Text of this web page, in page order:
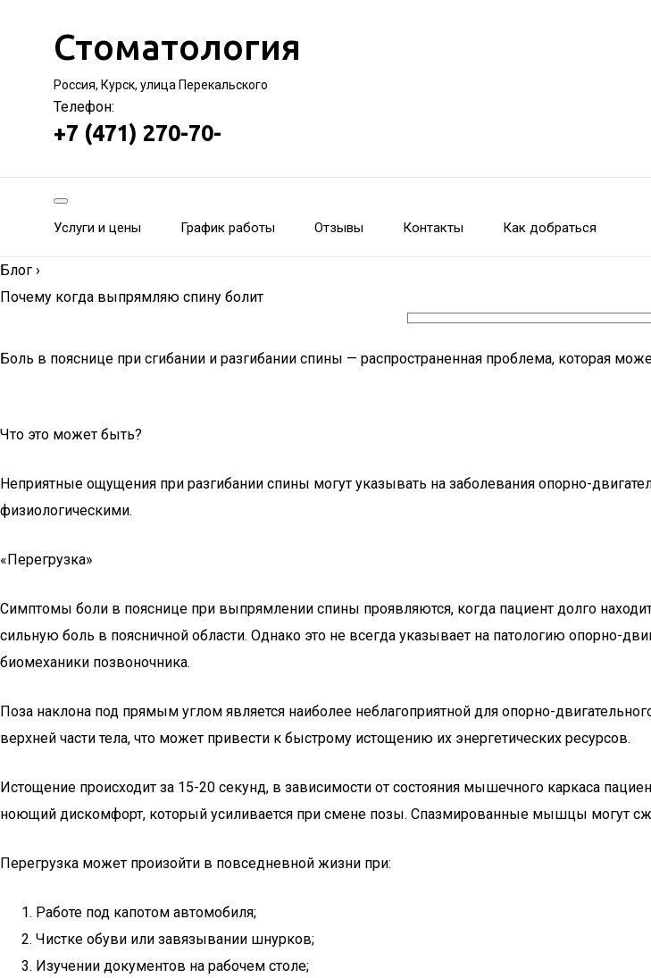
Стоматология
Россия, Курск, улица Перекальского
Телефон:
+7 (471) 270-70-
Услуги и цены График работы Отзывы Контакты Как добраться
Блог ›
Почему когда выпрямляю спину болит
Боль в пояснице при сгибании и разгибании спины — распространенная проблема, которая
Что это может быть?
Неприятные ощущения при разгибании спины могут указывать на заболевания опорно-
физиологическими.
«Перегрузка»
Симптомы боли в пояснице при выпрямлении спины проявляются, когда пациент долго
сильную боль в поясничной области. Однако это не всегда указывает на патологию опорно-
биомеханики позвоночника.
Поза наклона под прямым углом является наиболее неблагоприятной для опорно-
верхней части тела, что может привести к быстрому истощению их энергетических ресурсов.
Истощение происходит за 15-20 секунд, в зависимости от состояния мышечного каркаса
ноющий дискомфорт, который усиливается при смене позы. Спазмированные мышцы могут
Перегрузка может произойти в повседневной жизни при:
Работе под капотом автомобиля;
Чистке обуви или завязывании шнурков;
Изучении документов на рабочем столе;